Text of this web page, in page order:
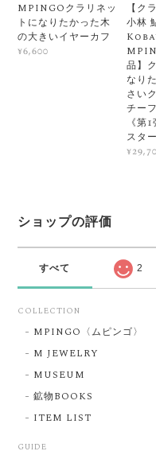
MPINGOクラリネッ
トになりたかった木
の大きいイヤーカフ
¥6,600
【ク
小林
品】
なり
さい
チー
《第
スタ
ショップの評価
すべて 2
COLLECTION
MPINGO〈ムピンゴ〉
M JEWELRY
MUSEUM
鉱物BOOKS
ITEM LIST
GUIDE